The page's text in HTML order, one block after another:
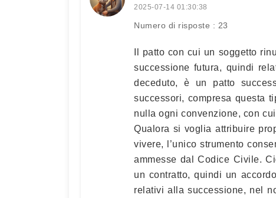
2025-07-14 01:30:38
Numero di risposte : 23
Il patto con cui un soggetto
successione futura, quindi
deceduto, è un patto
successori, compresa questa
nulla ogni convenzione, con
Qualora si voglia attribuire
vivere, l’unico strumento
ammesse dal Codice Civile.
un contratto, quindi un
relativi alla successione, nel